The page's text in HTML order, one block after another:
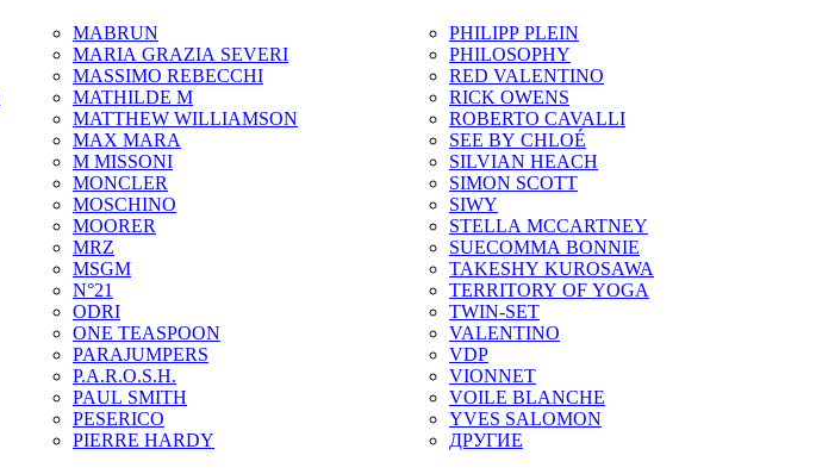
MABRUN
MARIA GRAZIA SEVERI
MASSIMO REBECCHI
MATHILDE M
MATTHEW WILLIAMSON
MAX MARA
M MISSONI
MONCLER
MOSCHINO
MOORER
MRZ
MSGM
N°21
ODRI
ONE TEASPOON
PARAJUMPERS
P.A.R.O.S.H.
PAUL SMITH
PESERICO
PIERRE HARDY
PHILIPP PLEIN
PHILOSOPHY
RED VALENTINO
RICK OWENS
ROBERTO CAVALLI
SEE BY CHLOÉ
SILVIAN HEACH
SIMON SCOTT
SIWY
STELLA MCCARTNEY
SUECOMMA BONNIE
TAKESHY KUROSAWA
TERRITORY OF YOGA
TWIN-SET
VALENTINO
VDP
VIONNET
VOILE BLANCHE
YVES SALOMON
ДРУГИЕ